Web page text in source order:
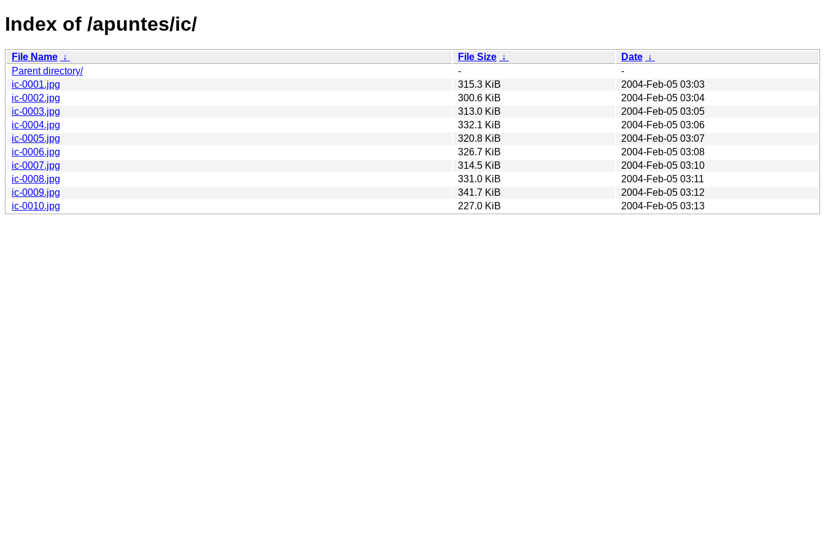
Index of /apuntes/ic/
File Name ↓ File Size ↓ Date ↓
Parent directory/
-
-
ic-0001.jpg
315.3 KiB
2004-Feb-05 03:03
ic-0002.jpg
300.6 KiB
2004-Feb-05 03:04
ic-0003.jpg
313.0 KiB
2004-Feb-05 03:05
ic-0004.jpg
332.1 KiB
2004-Feb-05 03:06
ic-0005.jpg
320.8 KiB
2004-Feb-05 03:07
ic-0006.jpg
326.7 KiB
2004-Feb-05 03:08
ic-0007.jpg
314.5 KiB
2004-Feb-05 03:10
ic-0008.jpg
331.0 KiB
2004-Feb-05 03:11
ic-0009.jpg
341.7 KiB
2004-Feb-05 03:12
ic-0010.jpg
227.0 KiB 2004-Feb-05 03:13